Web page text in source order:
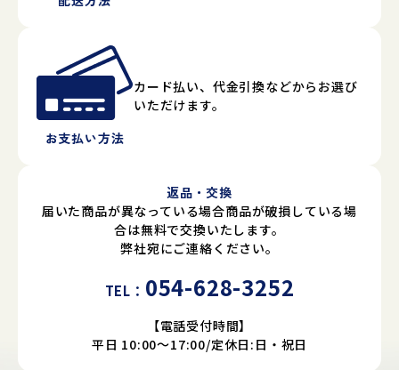
お支払い方法
カード払い、代金引換などからお選び
いただけます。
返品・交換
届いた商品が異なっている場合商品が破損している場
合は無料で交換いたします。
弊社宛にご連絡ください。
TEL： 054-628-3252
【電話受付時間】
平日 10:00～17:00/定休日:日・祝日